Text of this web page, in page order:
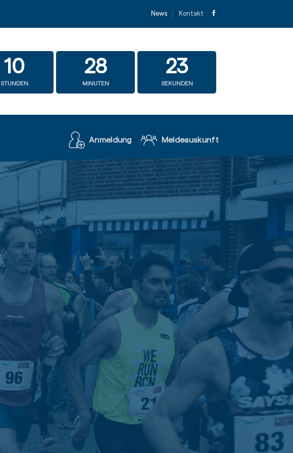
News Kontakt
10
STUNDEN
28
MINUTEN
21
SEKUNDEN
Anmeldung Meldeauskunft